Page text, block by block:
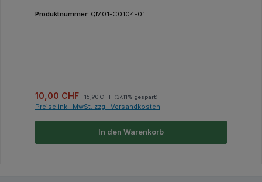
Produktnummer: QM01-C0104-01
Verkaufspreis:
10,00 CHF 15,90 CHF (37.11% gespart)
Preise inkl. MwSt. zzgl. Versandkosten
In den Warenkorb